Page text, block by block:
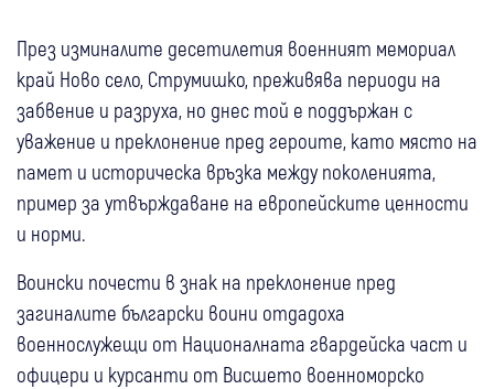
През изминалите десетилетия военният мемориал
край Ново село, Струмишко, преживява периоди на
забвение и разруха, но днес той е поддържан с
уважение и преклонение пред героите, като място на
памет и историческа връзка между поколенията,
пример за утвърждаване на европейските ценности
и норми.
Воински почести в знак на преклонение пред
загиналите български воини отдадоха
военнослужещи от Националната гвардейска част и
офицери и курсанти от Висшето военноморско